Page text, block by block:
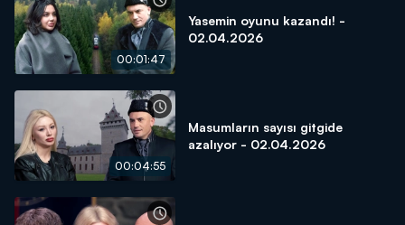
00:01:47
Yasemin oyunu kazandı! -
02.04.2026
00:04:55
Masumların sayısı gitgide
azalıyor - 02.04.2026